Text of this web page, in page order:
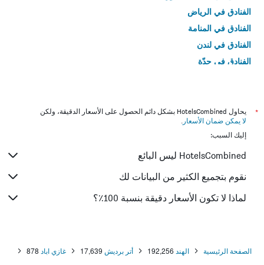
الفنادق في الرياض
الفنادق في المنامة
الفنادق في لندن
الفنادق في جدّة
*
يحاول HotelsCombined بشكل دائم الحصول على الأسعار الدقيقة، ولكن
لا يمكن ضمان الأسعار .
إليك السبب:
HotelsCombined ليس البائع
نقوم بتجميع الكثير من البيانات لك
لماذا لا تكون الأسعار دقيقة بنسبة 100٪؟
الصفحة الرئيسية الهند 192,256 أتر برديش 17,639 غازي اباد 878